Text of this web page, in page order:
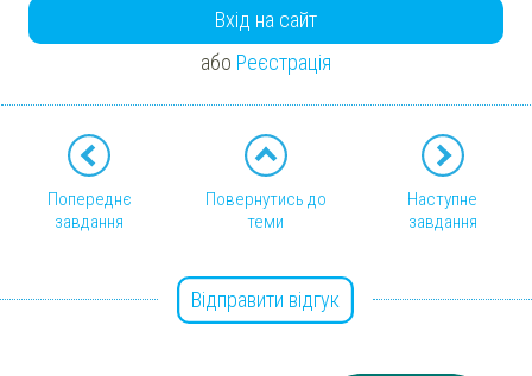
Вхід на сайт
або Реєстрація
Попереднє
завдання
Повернутись до
теми
Наступне
завдання
Відправити відгук